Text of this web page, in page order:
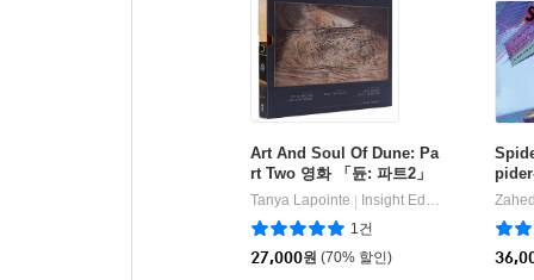
Art And Soul Of Dune: Pa
rt Two 영화 「듄: 파트2」
공식 컨셉 아트북 (미국판)
Tanya Lapointe
Insight Editions
1건
27,000원 (70% 할인)
e